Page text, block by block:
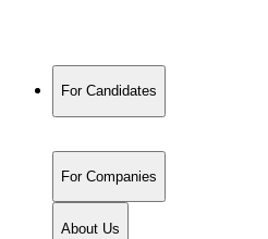
For Candidates
For Companies
About Us